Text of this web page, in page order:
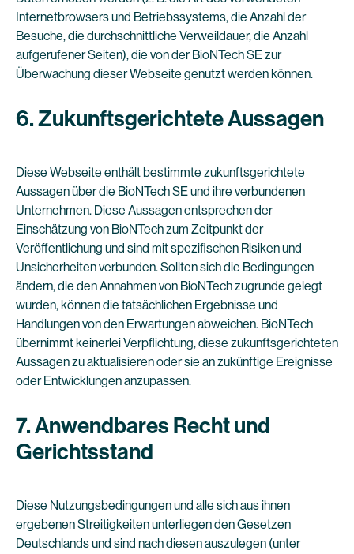
Internetbrowsers und Betriebssystems, die Anzahl der
Besuche, die durchschnittliche Verweildauer, die Anzahl
aufgerufener Seiten), die von der BioNTech SE zur
Überwachung dieser Webseite genutzt werden können.
6. Zukunftsgerichtete Aussagen
Diese Webseite enthält bestimmte zukunftsgerichtete
Aussagen über die BioNTech SE und ihre verbundenen
Unternehmen. Diese Aussagen entsprechen der
Einschätzung von BioNTech zum Zeitpunkt der
Veröffentlichung und sind mit spezifischen Risiken und
Unsicherheiten verbunden. Sollten sich die Bedingungen
ändern, die den Annahmen von BioNTech zugrunde gelegt
wurden, können die tatsächlichen Ergebnisse und
Handlungen von den Erwartungen abweichen. BioNTech
übernimmt keinerlei Verpflichtung, diese zukunftsgerichteten
Aussagen zu aktualisieren oder sie an zukünftige Ereignisse
oder Entwicklungen anzupassen.
7. Anwendbares Recht und
Gerichtsstand
Diese Nutzungsbedingungen und alle sich aus ihnen
ergebenen Streitigkeiten unterliegen den Gesetzen
Deutschlands und sind nach diesen auszulegen (unter